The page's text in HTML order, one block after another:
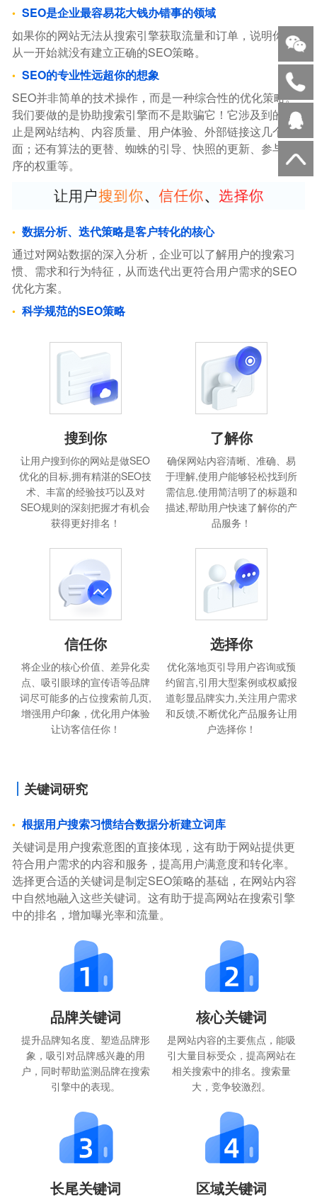
SEO是企业最容易花大钱办错事的领域
如果你的网站无法从搜索引擎获取流量和订单，说明你，
从一开始就没有建立正确的SEO策略。
SEO的专业性远超你的想象
SEO并非简单的技术操作，而是一种综合性的优化策略。
我们要做的是协助搜索引擎而不是欺骗它！它涉及到的不
止是网站结构、内容质量、用户体验、外部链接这几个方
面；还有算法的更替、蜘蛛的引导、快照的更新、参与排
序的权重等。
数据分析、迭代策略是客户转化的核心
通过对网站数据的深入分析，企业可以了解用户的搜索习
惯、需求和行为特征，从而迭代出更符合用户需求的SEO
优化方案。
科学规范的SEO策略
搜到你
让用户搜到你的网站是做SEO
优化的目标,拥有精湛的SEO技
术、丰富的经验技巧以及对
SEO规则的深刻把握才有机会
获得更好排名！
了解你
确保网站内容清晰、准确、易
于理解,使用户能够轻松找到所
需信息.使用简洁明了的标题和
描述,帮助用户快速了解你的产
品服务！
信任你
将企业的核心价值、差异化卖
点、吸引眼球的宣传语等品牌
词尽可能多的占位搜索前几页,
增强用户印象，优化用户体验
让访客信任你！
选择你
优化落地页引导用户咨询或预
约留言,引用大型案例或权威报
道彰显品牌实力,关注用户需求
和反馈,不断优化产品服务让用
户选择你！
关键词研究
根据用户搜索习惯结合数据分析建立词库
关键词是用户搜索意图的直接体现，这有助于网站提供更
符合用户需求的内容和服务，提高用户满意度和转化率。
选择更合适的关键词是制定SEO策略的基础，在网站内容
中自然地融入这些关键词。这有助于提高网站在搜索引擎
中的排名，增加曝光率和流量。
品牌关键词
提升品牌知名度、塑造品牌形
象，吸引对品牌感兴趣的用
户，同时帮助监测品牌在搜索
引擎中的表现。
核心关键词
是网站内容的主要焦点，能吸
引大量目标受众，提高网站在
相关搜索中的排名。搜索量
大，竞争较激烈。
长尾关键词 区域关键词